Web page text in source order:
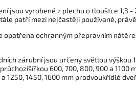
jsou vyrobené z plechu o tloušťce 1,3 -
patří mezi nejčastěji používané,
opatřena ochranným přepravním
zárubní jsou určeny světlou výškou
600, 700, 800, 900 a 1100
1250, 1450, 1600 mm prodvoukřídlé